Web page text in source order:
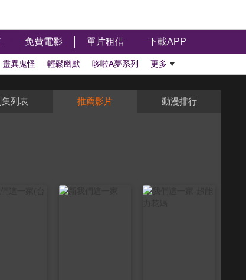
免費電影 單片租借 下載APP
靈異鬼怪 輕鬆幽默 哆啦A夢系列 更多
集列表 推薦影片 動漫排行